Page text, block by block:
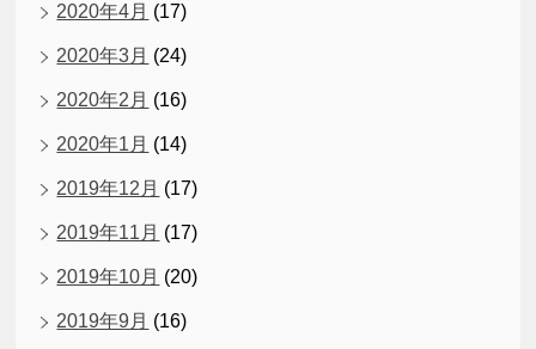
2020年4月 (17)
2020年3月 (24)
2020年2月 (16)
2020年1月 (14)
2019年12月 (17)
2019年11月 (17)
2019年10月 (20)
2019年9月 (16)